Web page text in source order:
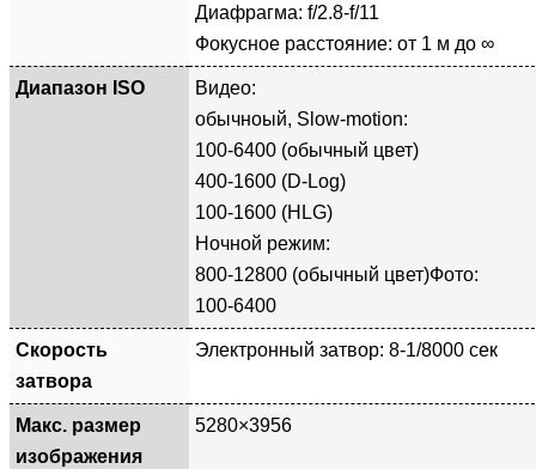
Диафрагма: f/2.8-f/11
Фокусное расстояние: от 1 м до ∞
Диапазон ISO
Видео:
обычноый, Slow-motion:
100-6400 (обычный цвет)
400-1600 (D-Log)
100-1600 (HLG)
Ночной режим:
800-12800 (обычный цвет)Фото:
100-6400
Скорость
затвора
Электронный затвор: 8-1/8000 сек
Макс. размер
изображения
5280×3956